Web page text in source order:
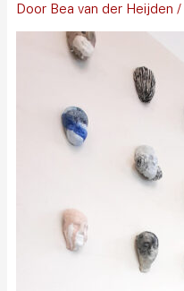
Door Bea van der Heijden /